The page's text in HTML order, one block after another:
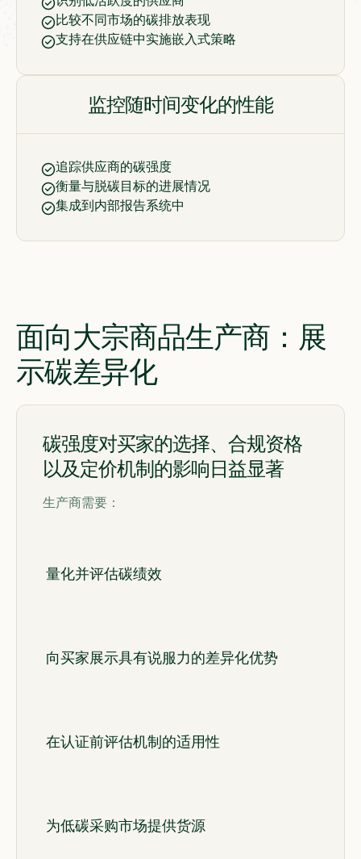
比较不同市场的碳排放表现
支持在供应链中实施嵌入式策略
监控随时间变化的性能
追踪供应商的碳强度
衡量与脱碳目标的进展情况
集成到内部报告系统中
面向大宗商品生产商：展
示碳差异化
碳强度对买家的选择、合规资格
以及定价机制的影响日益显著
生产商需要：
量化并评估碳绩效
向买家展示具有说服力的差异化优势
在认证前评估机制的适用性
为低碳采购市场提供货源